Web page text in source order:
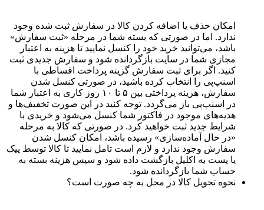
امکان حذف یا اضافه کردن کالا در سفارش ثبت شده وجود
ندارد. اما در صورتی که بسته شما در مرحله «ثبت سفارش»
باشد، می‌توانید خرید خود را کنسل نمایید تا هزینه به اعتبار
مجازی شما در سایت بازگردانده شود و سفارش جدیدی ثبت
کنید. اگر برای ثبت سفارش گزینه پرداخت اقساطی با
اسنپ‌پی را انتخاب کرده باشید، در صورتی کنسل شدن
سفارش، هزینه پرداختی بین ۵ تا ۱۰ روز کاری به اعتبار شما
در اسنپ‌پی باز‌ می‌گردد. توجه کنید در این صورت تخفیف‌ها و
هدیه‌های موجود در فاکتور شما کنسل می‌شود و خریدی با
شرایط جدید ثبت خواهید کرد. در صورتی که کالا به مرحله
«در حال آماده‌سازی» رسیده باشد، امکان کنسل شدن
سفارش وجود ندارد و لازم است تامل نمایید تا کالا توسط پیک
یا پست به اکلیل بازگشت داده شود و سپس هزینه بسته به
حساب شما بازگردانده شود.
نحوه تحویل کالا در محل به چه صورت است؟